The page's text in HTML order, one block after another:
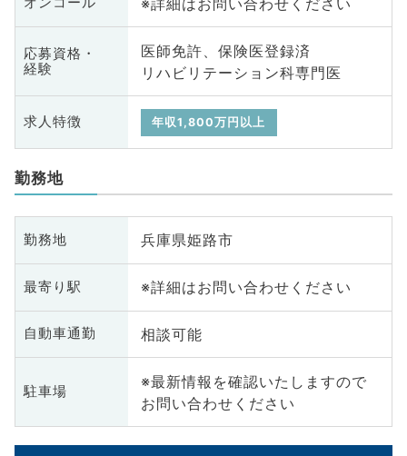
応募資格・
経験
医師免許、保険医登録済
リハビリテーション科専門医
求人特徴 年収1,800万円以上
勤務地
勤務地 兵庫県姫路市
最寄り駅 ※詳細はお問い合わせください
自動車通勤 相談可能
駐車場
※最新情報を確認いたしますので
お問い合わせください